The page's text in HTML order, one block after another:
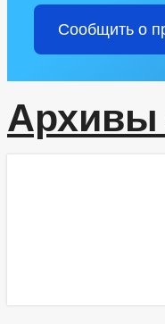
Сообщить о
Архивы